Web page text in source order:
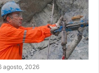
agosto, 2026